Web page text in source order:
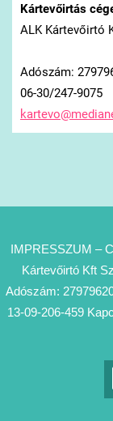
Kártevőirtás
ALK Kártevőirtó
Adószám:
06-30/247-9075
kartevo@
IMPRESSZUM –
Kártevőirtó Kft
Adószám:
13-09-206-459